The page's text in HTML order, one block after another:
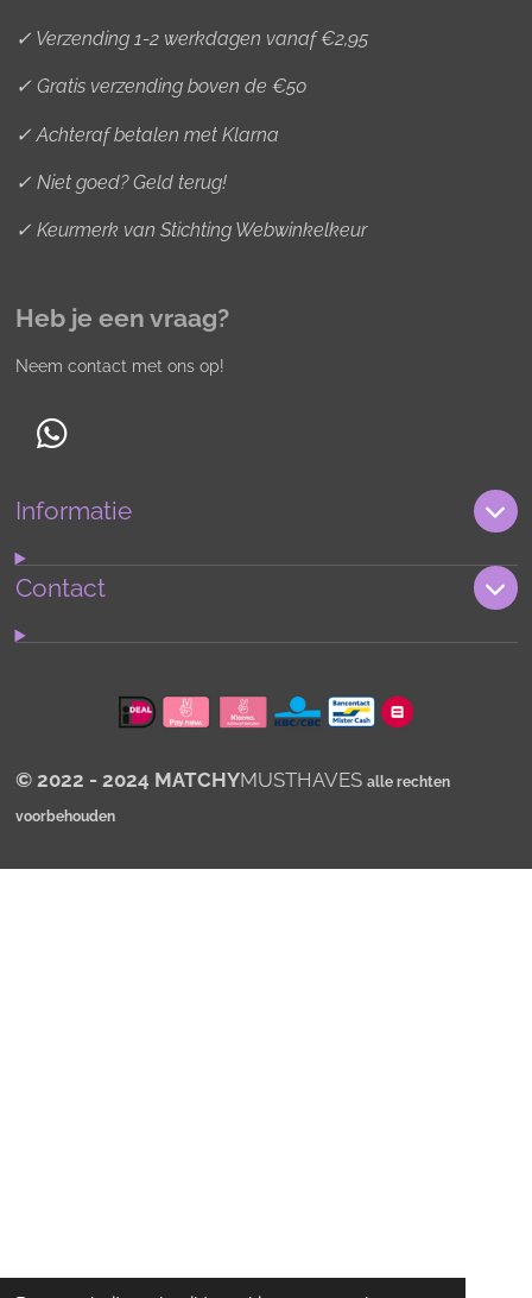
✓ Verzending 1-2 werkdagen vanaf €2,95
✓ Gratis verzending boven de €50
✓ Achteraf betalen met Klarna
✓ Niet goed? Geld terug!
✓ Keurmerk van Stichting Webwinkelkeur
Heb je een vraag?
Neem contact met ons op!
W
a
s
Informatie
Contact
© 2022 - 2024 MATCHYMUSTHAVES alle rechten
voorbehouden